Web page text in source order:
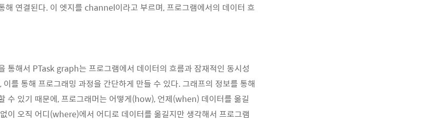
해 연결된다. 이 엣지를 channel이라고 부르며, 프로그램에서의 데이터 흐
통해서 PTask graph는 프로그램에서 데이터의 흐름과 잠재적인 동시성
를 통해 프로그래밍 과정을 간단하게 만들 수 있다. 그래프의 정보를 통해
수 있기 때문에, 프로그래머는 어떻게(how), 언제(when) 데이터를 옮길
이 오직 어디(where)에서 어디로 데이터를 옮길지만 생각해서 프로그램